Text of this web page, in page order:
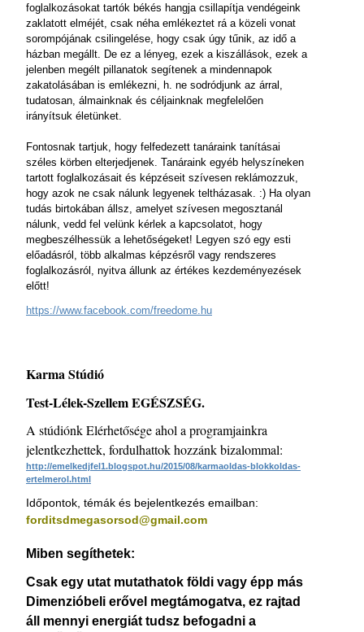
foglalkozásokat tartók békés hangja csillapítja vendégeink
zaklatott elméjét, csak néha emlékeztet rá a közeli vonat
sorompójának csilingelése, hogy csak úgy tűnik, az idő a
házban megállt. De ez a lényeg, ezek a kiszállások, ezek a
jelenben megélt pillanatok segítenek a mindennapok
zakatolásában is emlékezni, h. ne sodródjunk az árral,
tudatosan, álmainknak és céljainknak megfelelően
irányítsuk életünket.
Fontosnak tartjuk, hogy felfedezett tanáraink tanításai
széles körben elterjedjenek. Tanáraink egyéb helyszíneken
tartott foglalkozásait és képzéseit szívesen reklámozzuk,
hogy azok ne csak nálunk legyenek teltházasak. :) Ha olyan
tudás birtokában állsz, amelyet szívesen megosztanál
nálunk, vedd fel velünk kérlek a kapcsolatot, hogy
megbeszélhessük a lehetőségeket! Legyen szó egy esti
előadásról, több alkalmas képzésről vagy rendszeres
foglalkozásról, nyitva állunk az értékes kezdeményezések
előtt!
https://www.facebook.com/freedome.hu
Karma Stúdió
Test-Lélek-Szellem EGÉSZSÉG.
A stúdiónk Elérhetősége ahol a programjainkra
jelentkezhettek, fordulhattok hozzánk bizalommal:
http://emelkedjfel1.blogspot.hu/2015/08/karmaoldas-blokkoldas-
ertelmerol.html
Időpontok, témák és bejelentkezés emailban:
forditsdmegasorsod@gmail.com
Miben segíthetek:
Csak egy utat mutathatok földi vagy épp más
Dimenzióbeli erővel megtámogatva, ez rajtad
áll mennyi energiát tudsz befogadni a